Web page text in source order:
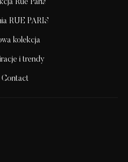
Rue Paris
RUE PARIS
kolekcja
i trendy
Contact